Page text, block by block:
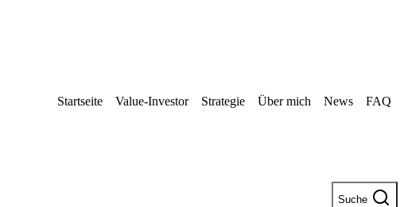
Startseite Value-Investor Strategie Über mich News FAQ
Suche